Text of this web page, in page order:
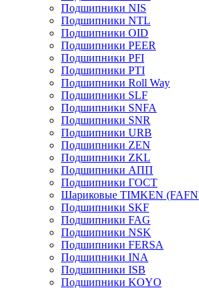
Подшипники NIS
Подшипники NTL
Подшипники OID
Подшипники PEER
Подшипники PFI
Подшипники PTI
Подшипники Roll Way
Подшипники SLF
Подшипники SNFA
Подшипники SNR
Подшипники URB
Подшипники ZEN
Подшипники ZKL
Подшипники АПП
Подшипники ГОСТ
Шариковые ТІMKEN
Подшипники SKF
Подшипники FAG
Подшипники NSK
Подшипники FERSA
Подшипники INA
Подшипники ISB
Подшипники KOYO